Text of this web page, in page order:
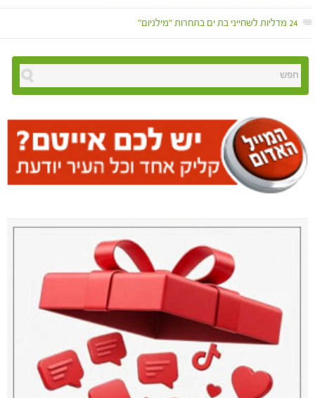
24 מדליות לשחייני בת ים בתחרות "מילניום"